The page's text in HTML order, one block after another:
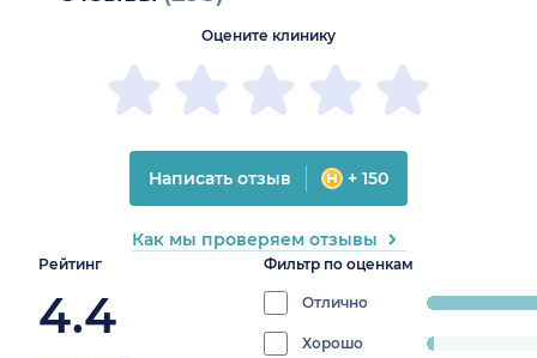
Рейтинг
4.4
Фильтр по оценкам
Отлично
progress:
Хорошо
Оцените клинику
Написать отзыв + 150
Как мы проверяем отзывы